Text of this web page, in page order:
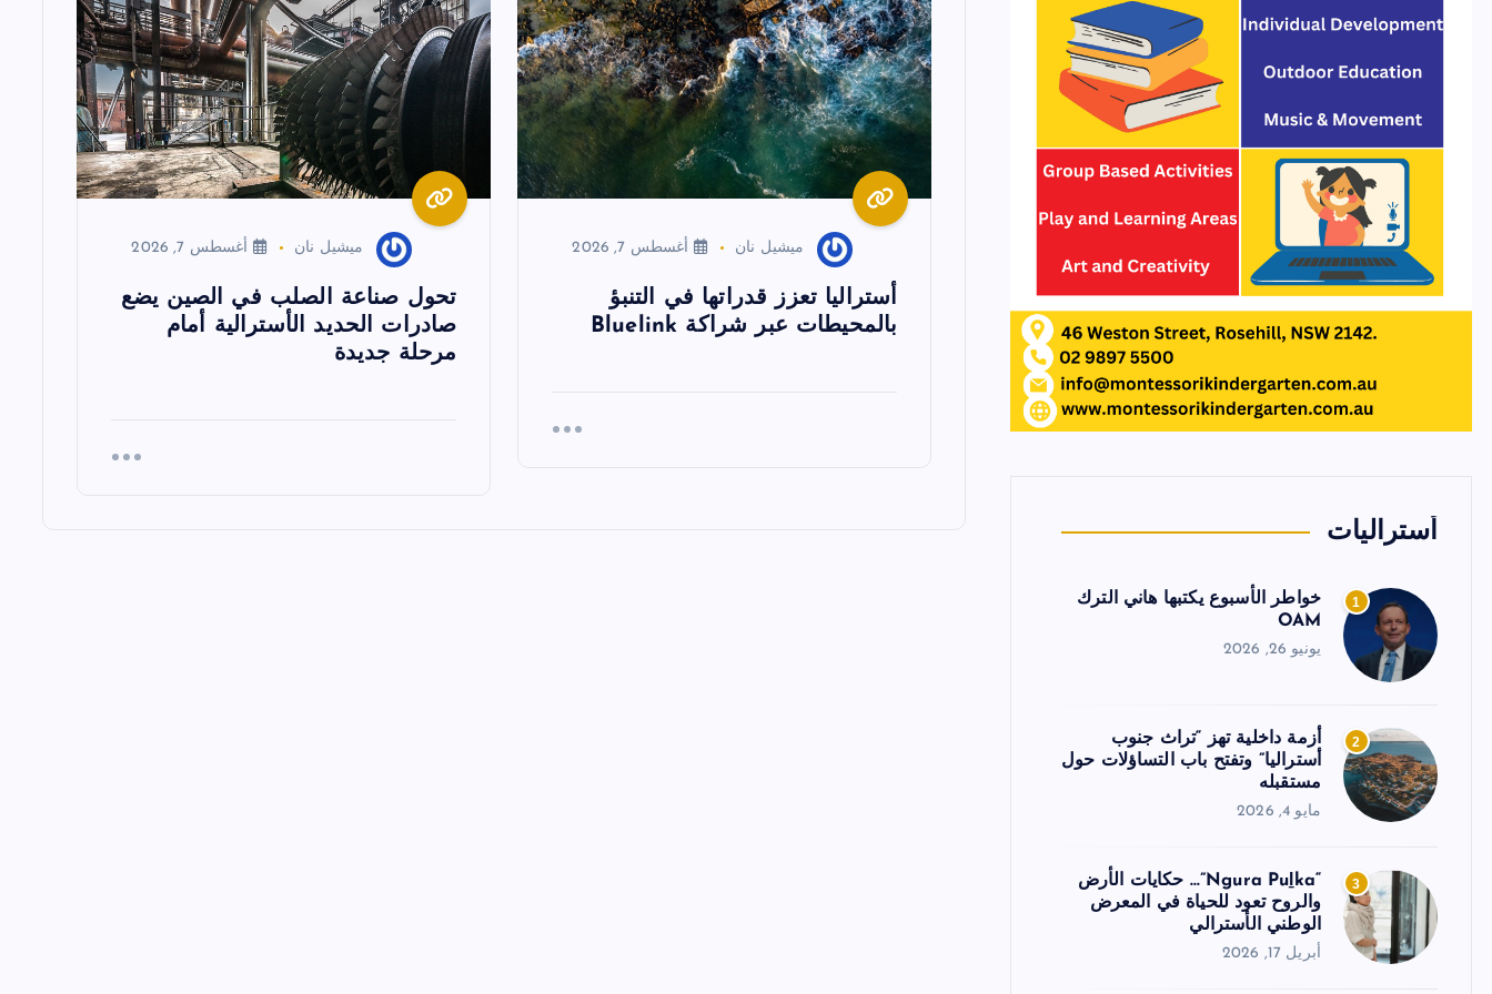
أستراليات
1
خواطر الأسبوع يكتبها هاني الترك
OAM
يونيو 26, 2026
2
أزمة داخلية تهز “تراث جنوب
أستراليا” وتفتح باب التساؤلات حول
مستقبله
مايو 4, 2026
3
“Ngura Puḻka”… حكايات الأرض
والروح تعود للحياة في المعرض
الوطني الأسترالي
أبريل 17, 2026
ميشيل نان أغسطس 7, 2026
أستراليا تعزز قدراتها في التنبؤ
بالمحيطات عبر شراكة Bluelink
ميشيل نان أغسطس 7, 2026
تحول صناعة الصلب في الصين يضع
صادرات الحديد الأسترالية أمام
مرحلة جديدة